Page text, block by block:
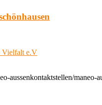
Vielfalt e.V
aussenkontaktstellen/maneo-